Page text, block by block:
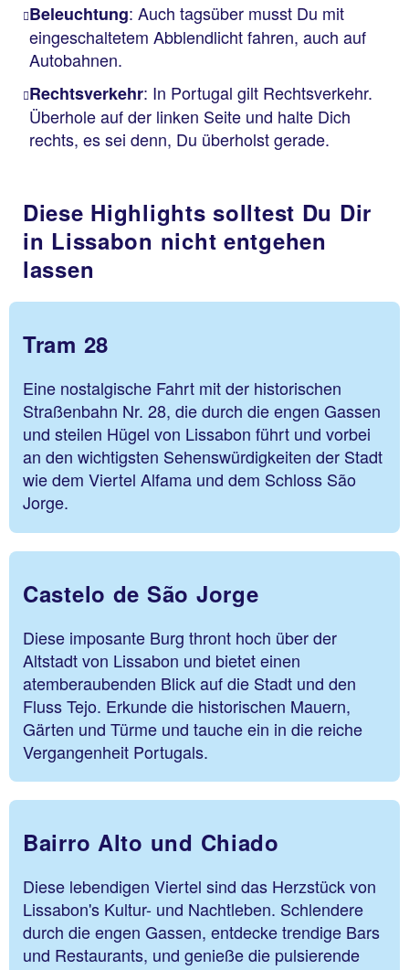
Beleuchtung: Auch tagsüber musst Du mit
eingeschaltetem Abblendlicht fahren, auch auf
Autobahnen.
Rechtsverkehr: In Portugal gilt Rechtsverkehr.
Überhole auf der linken Seite und halte Dich
rechts, es sei denn, Du überholst gerade.
Diese Highlights solltest Du Dir
in Lissabon nicht entgehen
lassen
Tram 28
Eine nostalgische Fahrt mit der historischen
Straßenbahn Nr. 28, die durch die engen Gassen
und steilen Hügel von Lissabon führt und vorbei
an den wichtigsten Sehenswürdigkeiten der Stadt
wie dem Viertel Alfama und dem Schloss São
Jorge.
Castelo de São Jorge
Diese imposante Burg thront hoch über der
Altstadt von Lissabon und bietet einen
atemberaubenden Blick auf die Stadt und den
Fluss Tejo. Erkunde die historischen Mauern,
Gärten und Türme und tauche ein in die reiche
Vergangenheit Portugals.
Bairro Alto und Chiado
Diese lebendigen Viertel sind das Herzstück von
Lissabon's Kultur- und Nachtleben. Schlendere
durch die engen Gassen, entdecke trendige Bars
und Restaurants, und genieße die pulsierende